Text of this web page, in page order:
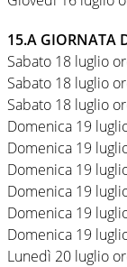
15.A GIORNATA
Sabato 18 luglio
Sabato 18 luglio
Sabato 18 luglio
Domenica 19
Domenica 19
Domenica 19
Domenica 19
Domenica 19
Domenica 19
Lunedì 20 luglio